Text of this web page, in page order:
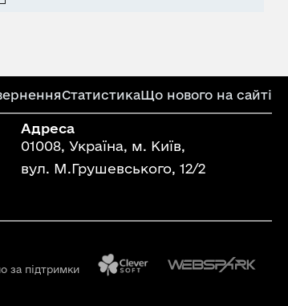
СтатистикаЩо нового на сайті
Адреса
01008, Україна, м. Київ,
вул. М.Грушевського, 12/2
за підтримки